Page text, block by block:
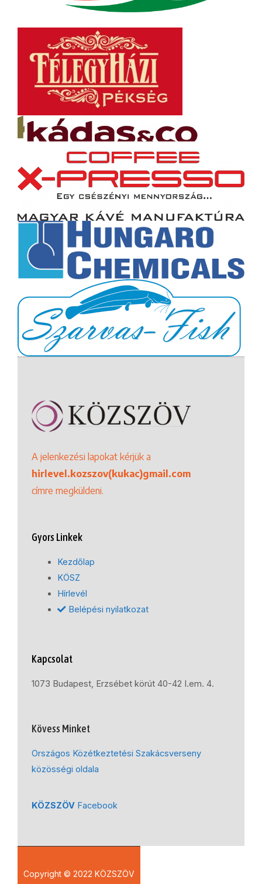
A jelenkezési lapokat kérjük a
hirlevel.kozszov(kukac)gmail.com
címre megküldeni.
Gyors Linkek
Kezdőlap
KÖSZ
Hírlevél
Belépési nyilatkozat
Kapcsolat
1073 Budapest, Erzsébet körút 40-42 I.em. 4.
Kövess Minket
Országos Közétkeztetési Szakácsverseny
közösségi oldala
KÖZSZÖV Facebook
Copyright © 2022 KÖZSZÖV